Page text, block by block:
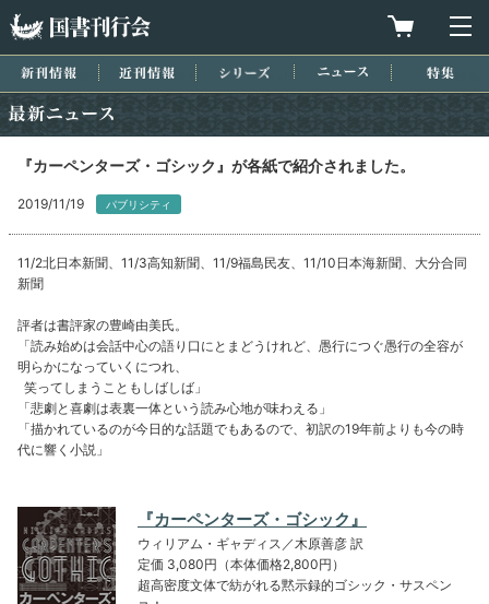
買物カゴを
新刊情報 近刊情報 シリーズ ニュース
『カーペンターズ・ゴシック』が各紙で紹介されました。
2019/11/19 パブリシティ
11/2北日本新聞、11/3高知新聞、11/9福島民友、11/10日本海新聞、大分合同
新聞
評者は書評家の豊崎由美氏。
「読み始めは会話中心の語り口にとまどうけれど、愚行につぐ愚行の全容が
明らかになっていくにつれ、
笑ってしまうこともしばしば」
「悲劇と喜劇は表裏一体という読み心地が味わえる」
「描かれているのが今日的な話題でもあるので、初訳の19年前よりも今の時
代に響く小説」
『カーペンターズ・ゴシック』
ウィリアム・ギャディス／木原善彦 訳
定価 3,080円（本体価格2,800円）
超高密度文体で紡がれる黙示録的ゴシック・サスペン